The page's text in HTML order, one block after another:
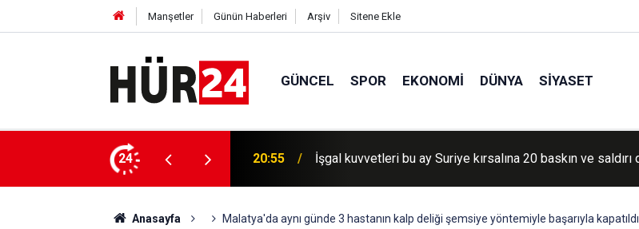
Manşetler Günün Haberleri Arşiv Sitene Ekle
GÜNCEL SPOR EKONOMI DÜNYA SIYASET
24
20 baskın ve saldırı düzenledi 20:30 İşgal kuvvetleri Lübnan'da saldırılarını sürdürdü
Anasayfa Malatya'da aynı günde 3 hastanın kalp deliği şemsiye yöntemiyle başarıyla kapatıldı